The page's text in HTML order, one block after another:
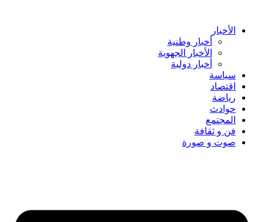
content الأخبار
أخبار وطنية
الأخبار الجهوية
أخبار دولية
سياسة
اقتصاد
رياضة
حوادث
المجتمع
فن و ثقافة
صوت و صورة